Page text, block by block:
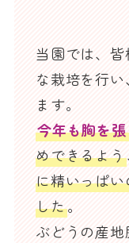
当園では、
な栽培を行
ます。
今年も胸を
めできるよう
に精いっぱい
した。
ぶどうの産